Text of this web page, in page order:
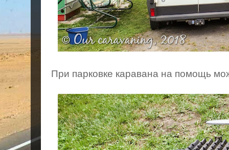
При парковке каравана на помощь